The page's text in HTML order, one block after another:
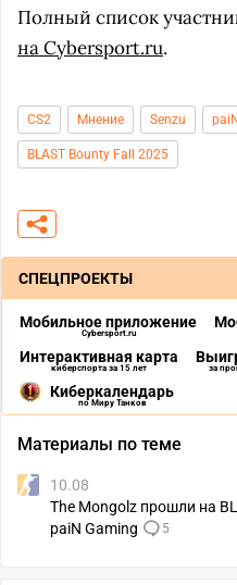
Полный список
на Cybersport.ru.
CS2 Мнение Senzu
BLAST Bounty Fall 2025
СПЕЦПРОЕКТЫ
Мобильное приложение
Cybersport.ru
Интерактивная карта
киберспорта за 15 лет за
Киберкалендарь
по Миру Танков
Материалы по теме
10.08
The Mongolz прошли на
paiN Gaming
5